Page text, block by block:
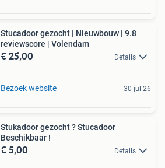
Stucadoor gezocht | Nieuwbouw | 9.8
reviewscore | Volendam
€ 25,00 Details
Bezoek website 30 jul 26
Stukadoor gezocht ? Stucadoor
Beschikbaar !
€ 5,00 Details